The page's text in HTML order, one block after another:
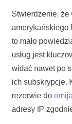
Stwierdzenie, że
amerykańskiego
to mało
usług jest
widać nawet po
ich subskrypcje.
rezerwie do
adresy IP